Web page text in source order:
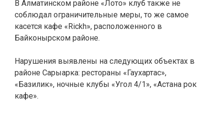
В Алматинском районе «Лото» клуб также не
соблюдал ограничительные меры, то же самое
касется кафе «Rickh», расположенного в
Байконырском районе.
Нарушения выявлены на следующих объектах в
районе Сарыарка: рестораны «Гаухартас»,
«Базилик», ночные клубы «Угол 4/1», «Астана рок
кафе».